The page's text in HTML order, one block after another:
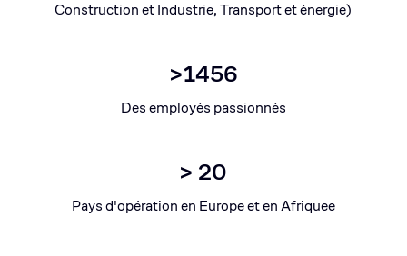
Construction et Industrie, Transport et énergie)
>1456
Des employés passionnés
> 20
Pays d'opération en Europe et en Afriquee